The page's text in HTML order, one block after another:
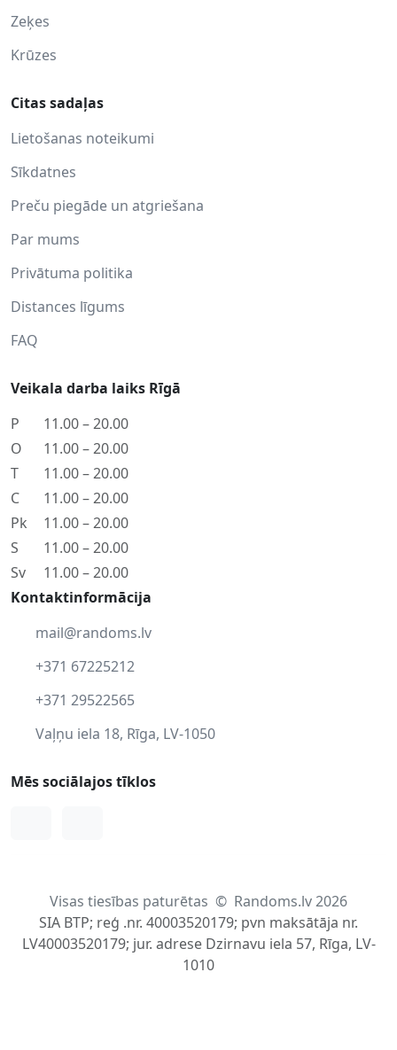
Zeķes
Krūzes
Citas sadaļas
Lietošanas noteikumi
Sīkdatnes
Preču piegāde un atgriešana
Par mums
Privātuma politika
Distances līgums
FAQ
Veikala darba laiks Rīgā
P
11.00 – 20.00
O
11.00 – 20.00
T
11.00 – 20.00
C
11.00 – 20.00
Pk
11.00 – 20.00
S
11.00 – 20.00
Sv
11.00 – 20.00
Kontaktinformācija
mail@randoms.lv
+371 67225212
+371 29522565
Vaļņu iela 18, Rīga, LV-1050
Mēs sociālajos tīklos
Visas tiesības paturētas © Randoms.lv 2026
SIA BTP; reģ .nr. 40003520179; pvn maksātāja nr.
LV40003520179; jur. adrese Dzirnavu iela 57, Rīga, LV-
1010